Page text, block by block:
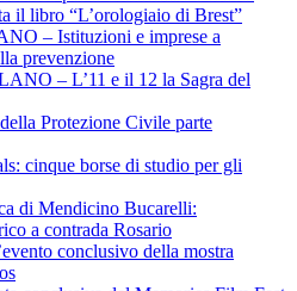
il libro “L’orologiaio di Brest”
– Istituzioni e imprese a
prevenzione
– L’11 e il 12 la Sagra del
Protezione Civile parte
cinque borse di studio per gli
di Mendicino Bucarelli:
a contrada Rosario
conclusivo della mostra